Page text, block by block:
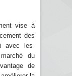
vise à
des
avec les
du
de